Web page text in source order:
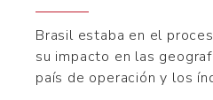
Brasil estaba en el
su impacto en las
país de operación y los